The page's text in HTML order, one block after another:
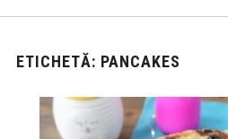
ETICHETĂ: PANCAKES